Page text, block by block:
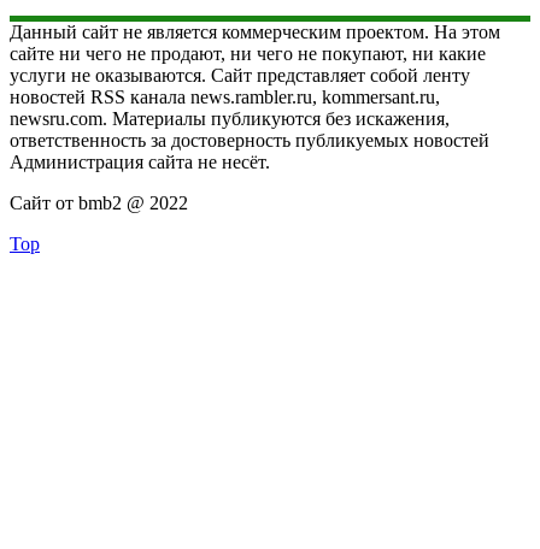
Данный сайт не является коммерческим проектом. На этом
сайте ни чего не продают, ни чего не покупают, ни какие
услуги не оказываются. Сайт представляет собой ленту
новостей RSS канала news.rambler.ru, kommersant.ru,
newsru.com. Материалы публикуются без искажения,
ответственность за достоверность публикуемых новостей
Администрация сайта не несёт.
Сайт от bmb2 @ 2022
Top